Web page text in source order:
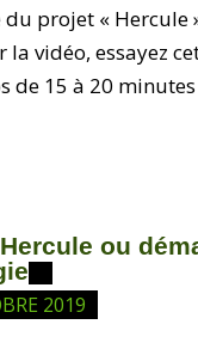
du projet « Hercule
la vidéo, essayez
de 15 à 20
ou
2019